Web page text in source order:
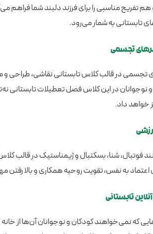
تفریح مناسبی را برای فرزند دلبند شما فراهم
تابستانی به شمار می‌رود.
تجسمی
تجسمی در قالب کلاس تابستانی نقاشی، طراحی
در این کلاس فصل تعطیلات تابستانی
خواهد داد.
فوتبال، شنا، بسکتبال و ژیمناستیک در قالب
اعتماد به نفس، تقویت روحیه همکاری و بالا رفتن
تابستانی
که نمی‌خواهند کودکان و نوجوانان آن‌ها از